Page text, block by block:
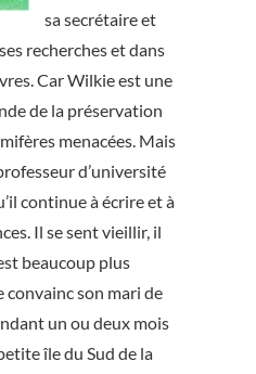
sa secrétaire et
recherches et dans
Car Wilkie est une
de la préservation
menacées. Mais
d’université
continue à écrire et à
Il se sent vieillir, il
beaucoup plus
convainc son mari de
un ou deux mois
île du Sud de la